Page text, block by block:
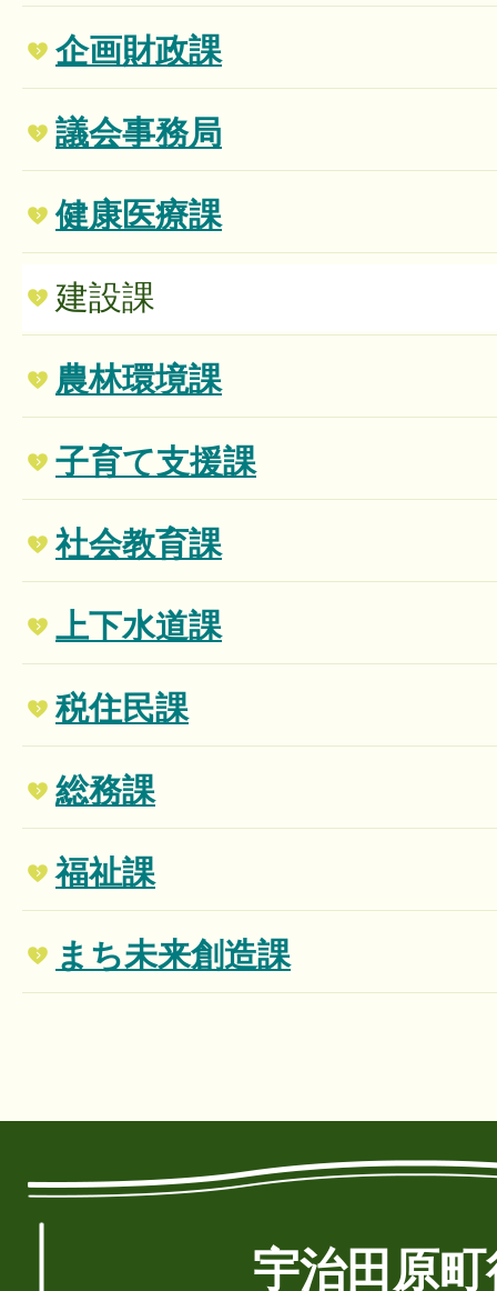
企画財政課
議会事務局
健康医療課
建設課
農林環境課
子育て支援課
社会教育課
上下水道課
税住民課
総務課
福祉課
まち未来創造課
宇治田原